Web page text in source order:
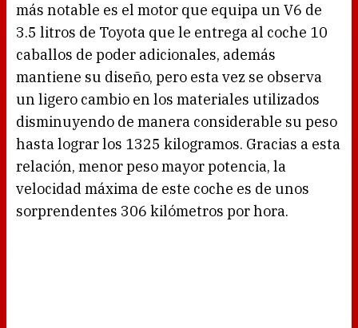
más notable es el motor que equipa un V6 de
3.5 litros de Toyota que le entrega al coche 10
caballos de poder adicionales, además
mantiene su diseño, pero esta vez se observa
un ligero cambio en los materiales utilizados
disminuyendo de manera considerable su peso
hasta lograr los 1325 kilogramos. Gracias a esta
relación, menor peso mayor potencia, la
velocidad máxima de este coche es de unos
sorprendentes 306 kilómetros por hora.